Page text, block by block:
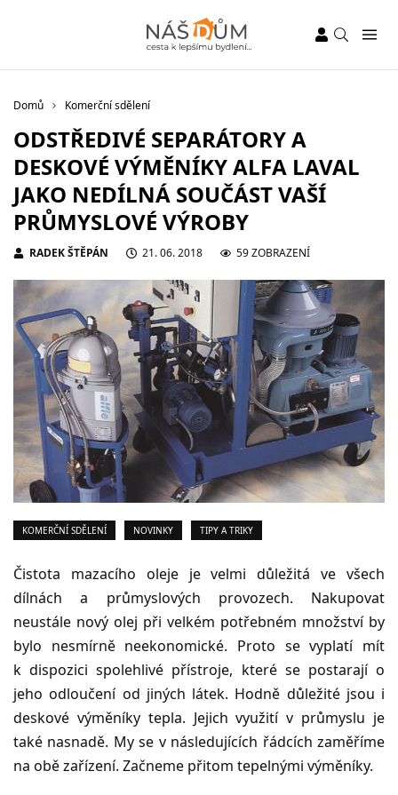
Domů Komerční sdělení
ODSTŘEDIVÉ SEPARÁTORY A
DESKOVÉ VÝMĚNÍKY ALFA LAVAL
JAKO NEDÍLNÁ SOUČÁST VAŠÍ
PRŮMYSLOVÉ VÝROBY
RADEK ŠTĚPÁN 21. 06. 2018 59 ZOBRAZENÍ
KOMERČNÍ SDĚLENÍ NOVINKY TIPY A TRIKY
Čistota mazacího oleje je velmi důležitá ve všech
dílnách a průmyslových provozech. Nakupovat
neustále nový olej při velkém potřebném množství by
bylo nesmírně neekonomické. Proto se vyplatí mít
k dispozici spolehlivé přístroje, které se postarají o
jeho odloučení od jiných látek. Hodně důležité jsou i
deskové výměníky tepla. Jejich využití v průmyslu je
také nasnadě. My se v následujících řádcích zaměříme
na obě zařízení. Začneme přitom tepelnými výměníky.